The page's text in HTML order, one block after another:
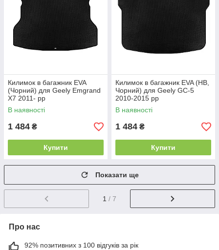
Килимок в багажник EVA
(Чорний) для Geely Emgrand
X7 2011- рр
В наявності
1 484 ₴
Купити
Килимок в багажник EVA (HB,
Чорний) для Geely GC-5
2010-2015 рр
В наявності
1 484 ₴
Купити
Показати ще
1 / 7
Про нас
92% позитивних з 100 відгуків за рік